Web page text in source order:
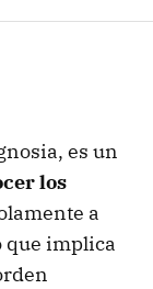
es un
los
a
que implica